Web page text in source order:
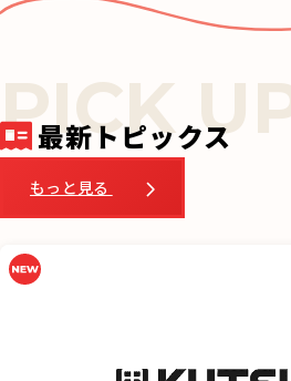
e
o
o
最新トピックス
もっと見る